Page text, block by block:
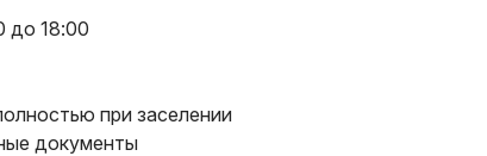
до 18:00
при заселении
документы